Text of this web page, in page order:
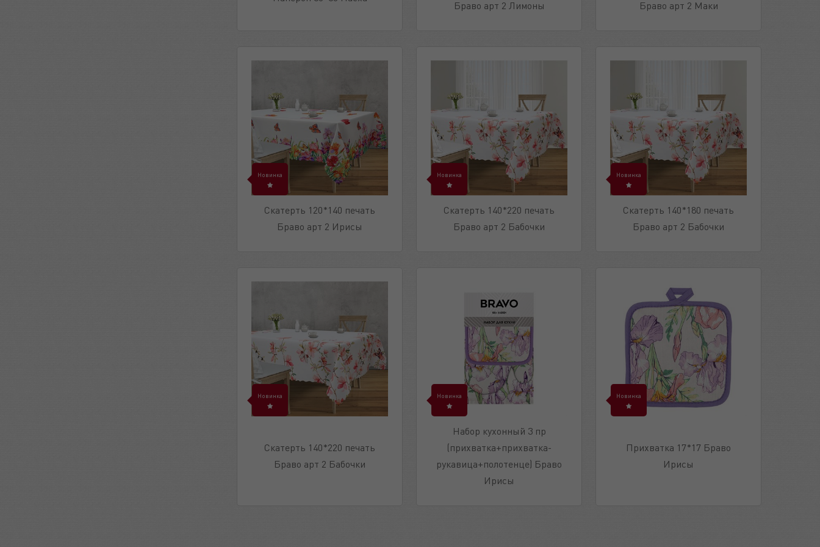
Браво арт 2 Лимоны
Браво арт 2 Маки
Новинка
Скатерть 120*140 печать
Браво арт 2 Ирисы
Новинка
Скатерть 140*220 печать
Браво арт 2 Бабочки
Новинка
Скатерть 140*180 печать
Браво арт 2 Бабочки
Новинка
Скатерть 140*220 печать
Браво арт 2 Бабочки
Новинка
Набор кухонный 3 пр
(прихватка+прихватка-
рукавица+полотенце) Браво
Ирисы
Новинка
Прихватка 17*17 Браво
Ирисы